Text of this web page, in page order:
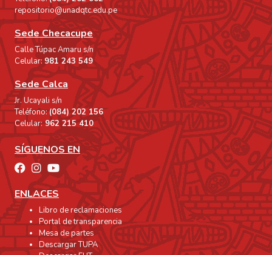
repositorio@unadqtc.edu.pe
Sede Checacupe
Calle Túpac Amaru s/n
Celular: 981 243 549
Sede Calca
Jr. Ucayali s/n
Teléfono:(084) 202 156
Celular:962 215 410
SÍGUENOS EN
ENLACES
Libro de reclamaciones
Portal de transparencia
Mesa de partes
Descargar TUPA